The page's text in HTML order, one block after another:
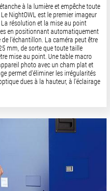
à la lumière et empêche toute
NightOWL est le premier imageur
résolution et la mise au point
en positionnant automatiquement
l'échantillon. La caméra peut être
mm, de sorte que toute taille
mise au point. Une table macro
photo avec un cham plat et
permet d'éliminer les irrégularités
dues à la hauteur, à l'éclairage